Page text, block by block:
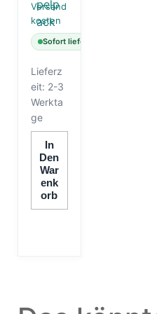
Versand
kosten
Sofort lieferbar
Lieferz
eit: 2-3
Werkta
ge
In
Den
War
Enk
Orb